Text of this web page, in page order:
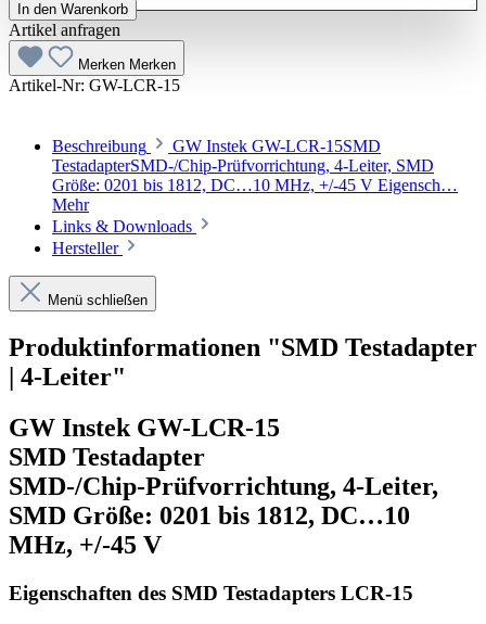
In den Warenkorb
Artikel anfragen
Merken Merken
Artikel-Nr: GW-LCR-15
Beschreibung
GW Instek GW-LCR-15SMD
TestadapterSMD-/Chip-Prüfvorrichtung, 4-Leiter, SMD
Größe: 0201 bis 1812, DC…10 MHz, +/-45 V Eigensch…
Mehr
Links & Downloads
Hersteller
Menü schließen
Produktinformationen "SMD Testadapter
| 4-Leiter"
GW Instek GW-LCR-15
SMD Testadapter
SMD-/Chip-Prüfvorrichtung, 4-Leiter,
SMD Größe: 0201 bis 1812, DC…10
MHz, +/-45 V
Eigenschaften des SMD Testadapters LCR-15